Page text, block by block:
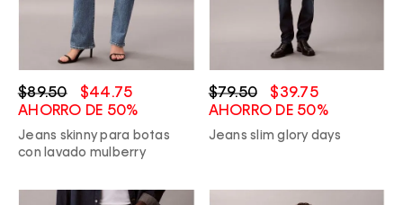
$89.50
$44.75
AHORRO DE 50%
Jeans skinny para botas
con lavado mulberry
$79.50
$39.75
AHORRO DE 50%
Jeans slim glory days